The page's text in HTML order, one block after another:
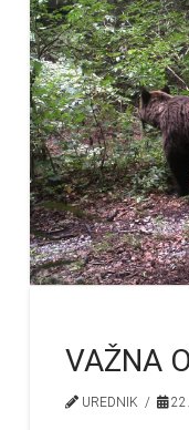
VAŽNA
UREDNIK 22.